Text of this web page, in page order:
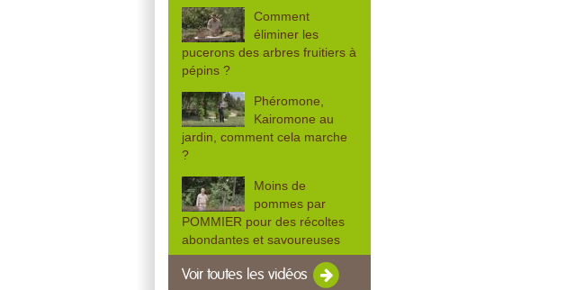
Comment
éliminer les
pucerons des arbres fruitiers à
pépins ?
Phéromone,
Kairomone au
jardin, comment cela marche
?
Moins de
pommes par
POMMIER pour des récoltes
abondantes et savoureuses
Voir toutes les vidéos